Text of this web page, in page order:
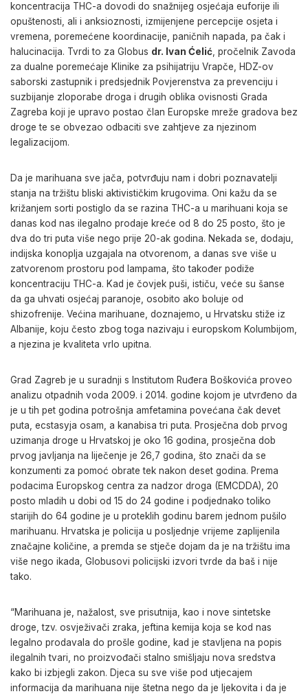
koncentracija THC-a dovodi do snažnijeg osjećaja euforije ili
opuštenosti, ali i anksioznosti, izmijenjene percepcije osjeta i
vremena, poremećene koordinacije, paničnih napada, pa čak i
halucinacija. Tvrdi to za Globus dr. Ivan Ćelić , pročelnik Zavoda
za dualne poremećaje Klinike za psihijatriju Vrapče, HDZ-ov
saborski zastupnik i predsjednik Povjerenstva za prevenciju i
suzbijanje zloporabe droga i drugih oblika ovisnosti Grada
Zagreba koji je upravo postao član Europske mreže gradova bez
droge te se obvezao odbaciti sve zahtjeve za njezinom
legalizacijom.
Da je marihuana sve jača, potvrđuju nam i dobri poznavatelji
stanja na tržištu bliski aktivističkim krugovima. Oni kažu da se
križanjem sorti postiglo da se razina THC-a u marihuani koja se
danas kod nas ilegalno prodaje kreće od 8 do 25 posto, što je
dva do tri puta više nego prije 20-ak godina. Nekada se, dodaju,
indijska konoplja uzgajala na otvorenom, a danas sve više u
zatvorenom prostoru pod lampama, što također podiže
koncentraciju THC-a. Kad je čovjek puši, ističu, veće su šanse
da ga uhvati osjećaj paranoje, osobito ako boluje od
shizofrenije. Većina marihuane, doznajemo, u Hrvatsku stiže iz
Albanije, koju često zbog toga nazivaju i europskom Kolumbijom,
a njezina je kvaliteta vrlo upitna.
Grad Zagreb je u suradnji s Institutom Ruđera Boškovića proveo
analizu otpadnih voda 2009. i 2014. godine kojom je utvrđeno da
je u tih pet godina potrošnja amfetamina povećana čak devet
puta, ecstasyja osam, a kanabisa tri puta. Prosječna dob prvog
uzimanja droge u Hrvatskoj je oko 16 godina, prosječna dob
prvog javljanja na liječenje je 26,7 godina, što znači da se
konzumenti za pomoć obrate tek nakon deset godina. Prema
podacima Europskog centra za nadzor droga (EMCDDA), 20
posto mladih u dobi od 15 do 24 godine i podjednako toliko
starijih do 64 godine je u proteklih godinu barem jednom pušilo
marihuanu. Hrvatska je policija u posljednje vrijeme zaplijenila
značajne količine, a premda se stječe dojam da je na tržištu ima
više nego ikada, Globusovi policijski izvori tvrde da baš i nije
tako.
“Marihuana je, nažalost, sve prisutnija, kao i nove sintetske
droge, tzv. osvježivači zraka, jeftina kemija koja se kod nas
legalno prodavala do prošle godine, kad je stavljena na popis
ilegalnih tvari, no proizvođači stalno smišljaju nova sredstva
kako bi izbjegli zakon. Djeca su sve više pod utjecajem
informacija da marihuana nije štetna nego da je ljekovita i da je